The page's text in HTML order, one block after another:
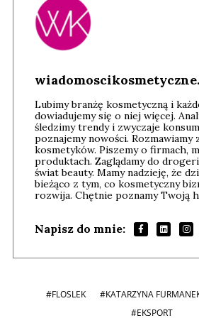
Lubimy branżę kosmetyczną i
dowiadujemy się o niej więcej.
śledzimy trendy i zwyczaje
poznajemy nowości. Rozmawiamy
kosmetyków. Piszemy o firmach,
produktach. Zaglądamy do
świat beauty. Mamy nadzieję, że
bieżąco z tym, co kosmetyczny
rozwija. Chętnie poznamy Twoją
Napisz do mnie:
#FLOSLEK #KATARZYNA
#EKSPORT